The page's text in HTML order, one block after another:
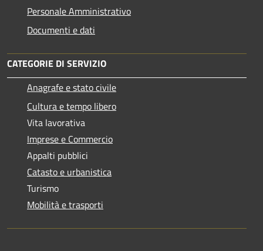
Personale Amministrativo
Documenti e dati
CATEGORIE DI SERVIZIO
Anagrafe e stato civile
Cultura e tempo libero
Vita lavorativa
Imprese e Commercio
Appalti pubblici
Catasto e urbanistica
Turismo
Mobilità e trasporti